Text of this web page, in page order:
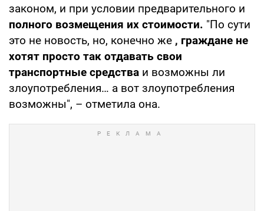
законом, и при условии предварительного и
полного возмещения их стоимости. "По сути
это не новость, но, конечно же , граждане не
хотят просто так отдавать свои
транспортные средства и возможны ли
злоупотребления… а вот злоупотребления
возможны", – отметила она.